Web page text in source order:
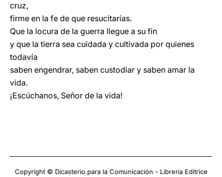
cruz,
firme en la fe de que resucitarías.
Que la locura de la guerra llegue a su fin
y que la tierra sea cuidada y cultivada por quienes
todavía
saben engendrar, saben custodiar y saben amar la
vida.
¡Escúchanos, Señor de la vida!
Copyright © Dicasterio para la Comunicación - Libreria Editrice